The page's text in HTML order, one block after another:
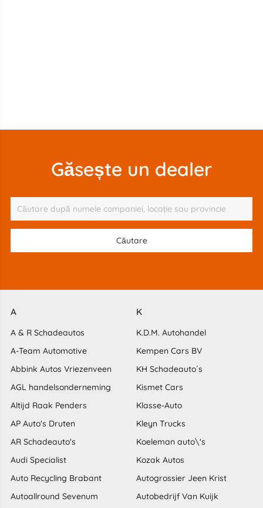
Găsește un dealer
A
A & R Schadeautos
A-Team Automotive
Abbink Autos Vriezenveen
AGL handelsonderneming
Altijd Raak Penders
AP Auto's Druten
AR Schadeauto's
Audi Specialist
Auto Recycling Brabant
Autoallround Sevenum
K
K.D.M. Autohandel
Kempen Cars BV
KH Schadeauto´s
Kismet Cars
Klasse-Auto
Kleyn Trucks
Koeleman auto\'s
Kozak Autos
Autogrossier Jeen Krist
Autobedrijf Van Kuijk